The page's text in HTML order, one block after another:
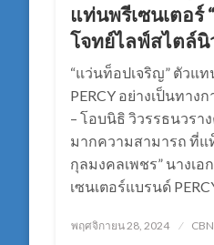
แท่นพรีเซนเตอร์
โจทย์ไลฟ์สไตล์นิ
“แว่นท็อปเจริญ” ตัวแ
PERCY อย่างเป็นทาง
– โอบนิธิ วิวรรธนวรา
มากความสามารถ ที่
กุลมงคลเพชร” นางเ
เซนเตอร์แบรนด์
Posted
พฤศจิกายน 28, 2024